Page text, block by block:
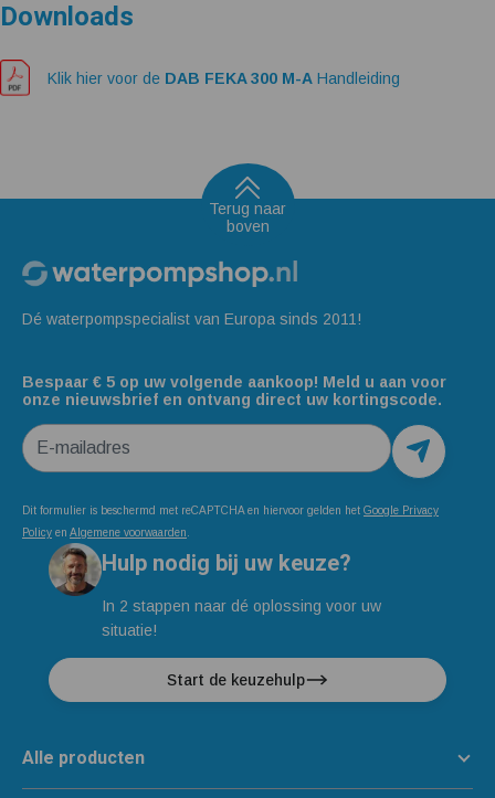
Downloads
Klik hier voor de DAB FEKA 300 M-A Handleiding
Terug naar
boven
Dé waterpompspecialist van Europa sinds 2011!
Bespaar € 5 op uw volgende aankoop! Meld u aan voor
onze nieuwsbrief en ontvang direct uw kortingscode.
E-mailadres
Dit formulier is beschermd met reCAPTCHA en hiervoor gelden het Google Privacy
Policy en Algemene voorwaarden.
Hulp nodig bij uw keuze?
In 2 stappen naar dé oplossing voor uw
situatie!
Start de keuzehulp
Alle producten